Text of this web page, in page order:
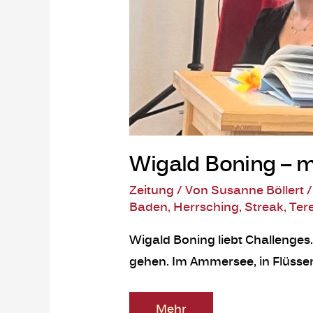
Wigald Boning –
Zeitung/ Von Susanne Böllert
Baden, Herrsching, Streak,
Wigald Boning liebt
gehen. Im Ammersee, in